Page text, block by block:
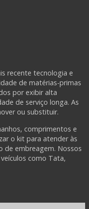
recente tecnologia e
de matérias-primas
por exibir alta
de serviço longa. As
ou substituir.
comprimentos e
o kit para atender às
de embreagem. Nossos
como Tata,